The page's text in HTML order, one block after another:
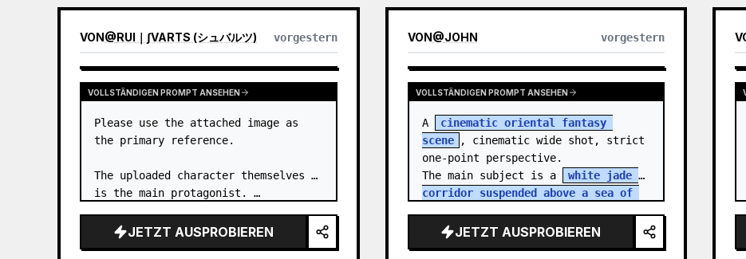
VON@RUI｜∫VARTS (シュバルツ) vorgestern
VOLLSTÄNDIGEN PROMPT ANSEHEN
Please use the attached image as
the primary reference.
The uploaded character themselves
is the main protagonist. …
JETZT AUSPROBIEREN
VON@JOHN vorgestern
VOLLSTÄNDIGEN PROMPT ANSEHEN
A
cinematic oriental fantasy
scene
, cinematic wide shot, strict
one-point perspective.
The main subject is a
white jade
corridor suspended above a sea of
JETZT AUSPROBIEREN